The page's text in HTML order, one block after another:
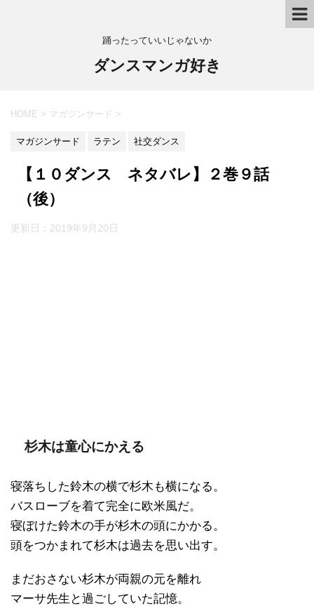
踊ったっていいじゃないか
ダンスマンガ好き
HOME > マガジンサード >
マガジンサード ラテン 社交ダンス
【１０ダンス ネタバレ】２巻９話
（後）
更新日： 2019年9月20日
杉木は童心にかえる
寝落ちした鈴木の横で杉木も横になる。
バスローブを着て完全に欧米風だ。
寝ぼけた鈴木の手が杉木の頭にかかる。
頭をつかまれて杉木は過去を思い出す。
まだおさない杉木が両親の元を離れ
マーサ先生と過ごしていた記憶。